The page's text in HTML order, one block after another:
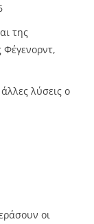
της
Φέγενορντ,
λύσεις ο
οι